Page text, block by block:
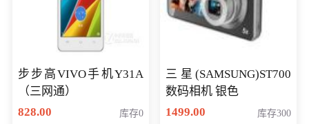
步步高VIVO手机Y31A
（三网通）
828.00
库存0
三星(SAMSUNG)ST700
数码相机 银色
1499.00
库存300